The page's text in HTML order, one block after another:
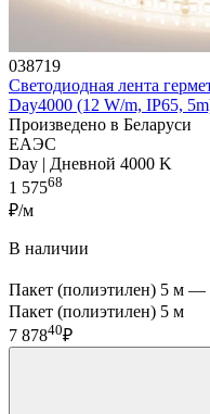
038719
Светодиодная лента
Day4000 (12 W/m, IP65,
Произведено в Беларуси
ЕАЭС
Day | Дневной 4000 K
1 57568
₽/м
В наличии
Пакет (полиэтилен) 5 м —
Пакет (полиэтилен) 5 м
7 87840₽